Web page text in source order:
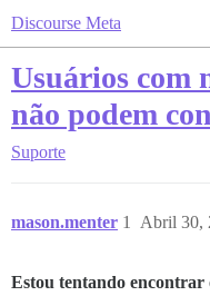
Discourse Meta
Usuários com
não podem
Suporte
mason.menter Abril 30,
1
Estou tentando encontrar